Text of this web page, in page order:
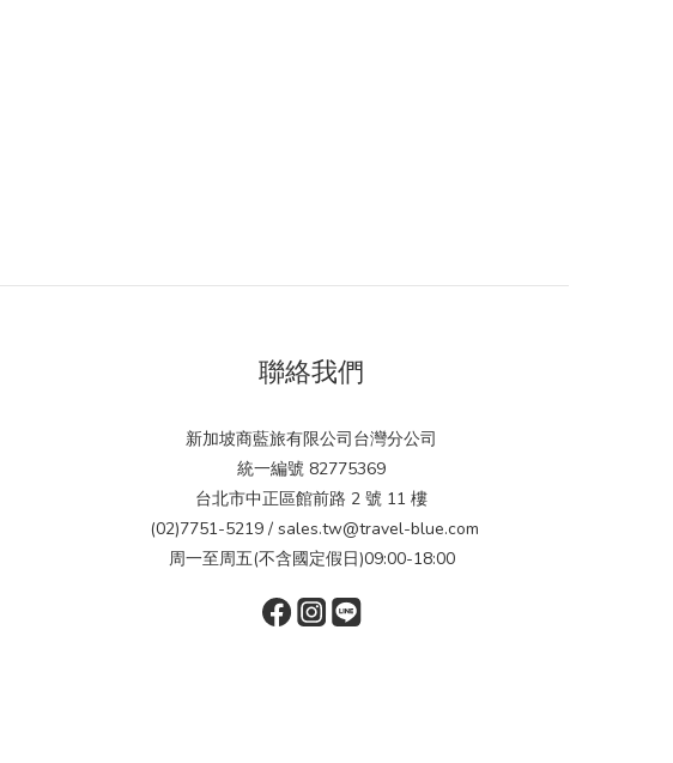
聯絡我們
新加坡商藍旅有限公司台灣分公司
統一編號 82775369
台北市中正區館前路 2 號 11 樓
(02)7751-5219 / sales.tw@travel-blue.com
周一至周五(不含國定假日)09:00-18:00